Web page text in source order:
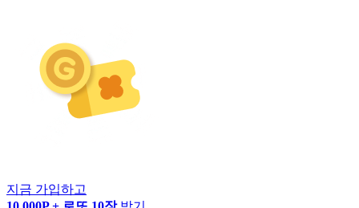
지금 가입하고